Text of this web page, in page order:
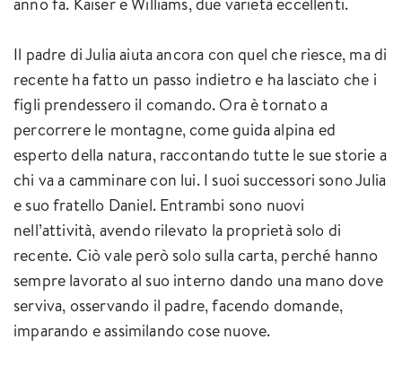
Il padre di Julia aiuta ancora con quel che riesce, ma di
recente ha fatto un passo indietro e ha lasciato che i
figli prendessero il comando. Ora è tornato a
percorrere le montagne, come guida alpina ed
esperto della natura, raccontando tutte le sue storie a
chi va a camminare con lui. I suoi successori sono Julia
e suo fratello Daniel. Entrambi sono nuovi
nell’attività, avendo rilevato la proprietà solo di
recente. Ciò vale però solo sulla carta, perché hanno
sempre lavorato al suo interno dando una mano dove
serviva, osservando il padre, facendo domande,
imparando e assimilando cose nuove.